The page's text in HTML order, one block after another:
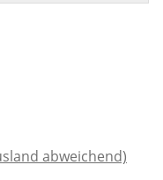
abweichend)